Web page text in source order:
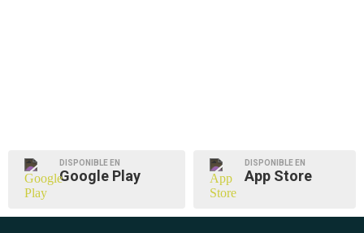
DISPONIBLE EN
Google Play
DISPONIBLE EN
App Store